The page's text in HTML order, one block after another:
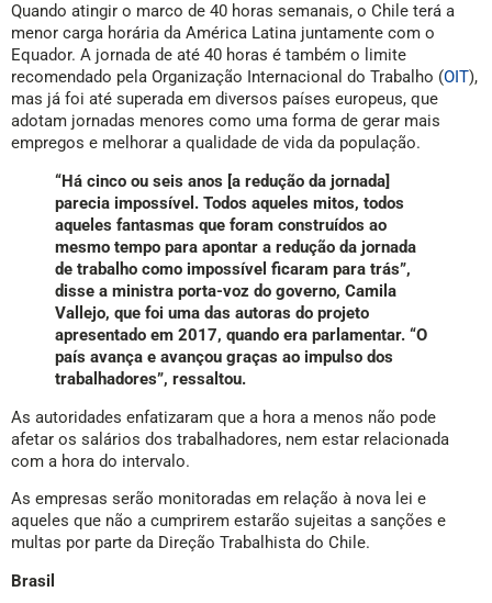
Quando atingir o marco de 40 horas semanais, o Chile terá a
menor carga horária da América Latina juntamente com o
Equador. A jornada de até 40 horas é também o limite
recomendado pela Organização Internacional do Trabalho (OIT),
mas já foi até superada em diversos países europeus, que
adotam jornadas menores como uma forma de gerar mais
empregos e melhorar a qualidade de vida da população.
“Há cinco ou seis anos [a redução da jornada]
parecia impossível. Todos aqueles mitos, todos
aqueles fantasmas que foram construídos ao
mesmo tempo para apontar a redução da jornada
de trabalho como impossível ficaram para trás”,
disse a ministra porta-voz do governo, Camila
Vallejo, que foi uma das autoras do projeto
apresentado em 2017, quando era parlamentar. “O
país avança e avançou graças ao impulso dos
trabalhadores”, ressaltou.
As autoridades enfatizaram que a hora a menos não pode
afetar os salários dos trabalhadores, nem estar relacionada
com a hora do intervalo.
As empresas serão monitoradas em relação à nova lei e
aqueles que não a cumprirem estarão sujeitas a sanções e
multas por parte da Direção Trabalhista do Chile.
Brasil